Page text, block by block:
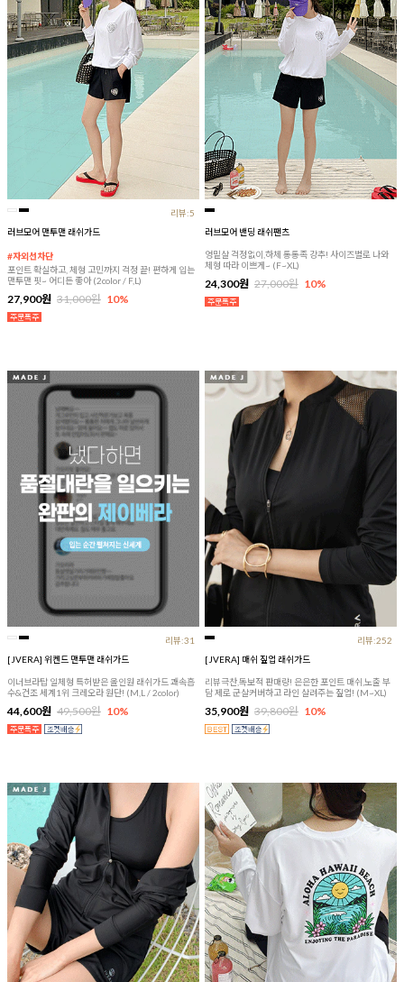
리뷰:5
러브모어 맨투맨 래쉬가드
#자외선차단
포인트 확실하고, 체형 고민까지 걱정 끝! 편하게 입는
맨투맨 핏~ 어디든 좋아 (2color / F,L)
27,900원 31,000원 10%
러브모어 밴딩 래쉬팬츠
엉밑살 걱정없이,하체 통통족 강추! 사이즈별로 나와
체형 따라 이쁘게~ (F~XL)
24,300원 27,000원 10%
리뷰:31
[JVERA] 위켄드 맨투맨 래쉬가드
이너브라탑 일체형 특허받은 올인원 래쉬가드 쾌속흡
수&건조 세계1위 크레오라 원단! (M,L / 2color)
44,600원 49,500원 10%
리뷰:252
[JVERA] 매쉬 짚업 래쉬가드
리뷰극찬,독보적 판매량! 은은한 포인트 매쉬,노출 부
담 제로 군살커버하고 라인 살려주는 짚업! (M~XL)
35,900원 39,800원 10%